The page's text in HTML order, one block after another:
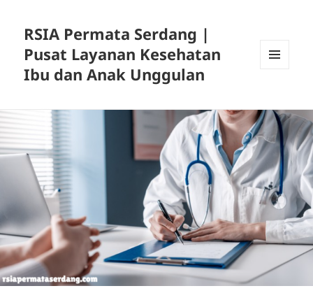
RSIA Permata Serdang |
Pusat Layanan Kesehatan
Ibu dan Anak Unggulan